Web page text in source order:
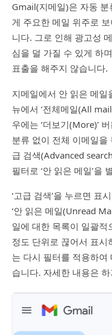
Gmail(지메일)은 자동
게 주요한 메일 위주로
니다. 그로 인해 광고성
심을 덜 가질 수 있게 하
표출을 해주지 않습니다.
지메일에서 안 읽은 메일
뉴에서 ‘전체메일(All
우에는 ‘더보기(More)’
분류 없이 전체 이메일을
급 검색(Advanced
필터로 ‘안 읽은 메일’을
‘고급 검색’을 누르면 표
‘안 읽은 메일(Unread
일에 대한 목록이 일괄
정도 단위로 끊어서 표시
는 다시 필터를 적용하여
습니다. 자세한 내용은